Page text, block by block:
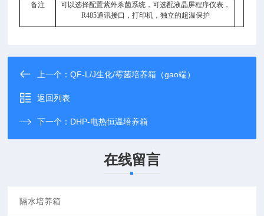
备注
可以选择配置紫外杀菌系统，可选配液晶屏程序仪表，
R485通讯接口，打印机，独立的超温保护
上一个：QF-L/J生化/霉菌培养箱（gao端）
返回列表
下一个： DHP-电热恒温培养箱
在线留言